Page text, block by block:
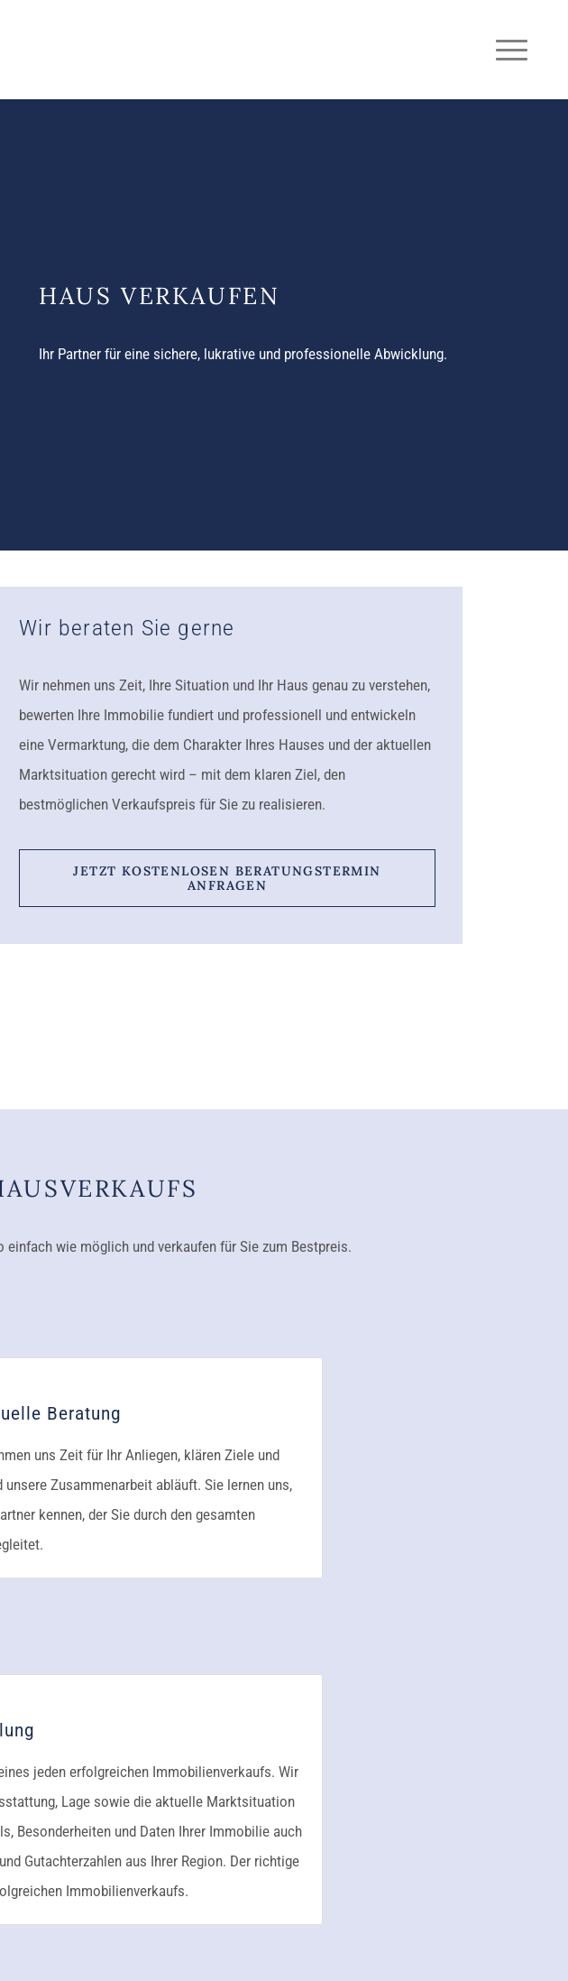
HAUS VERKAUFEN
Ihr Partner für eine sichere, lukrative und professionelle Abwicklung.
Wir beraten Sie gerne
Wir nehmen uns Zeit, Ihre Situation und Ihr Haus genau zu verstehen,
bewerten Ihre Immobilie fundiert und professionell und entwickeln
eine Vermarktung, die dem Charakter Ihres Hauses und der aktuellen
Marktsituation gerecht wird – mit dem klaren Ziel, den
bestmöglichen Verkaufspreis für Sie zu realisieren.
JETZT KOSTENLOSEN BERATUNGSTERMIN
ANFRAGEN
wie möglich und verkaufen für Sie zum Bestpreis.
Beratung
uns Zeit für Ihr Anliegen, klären Ziele und
Zusammenarbeit abläuft. Sie lernen uns,
kennen, der Sie durch den gesamten
jeden erfolgreichen Immobilienverkaufs. Wir
Lage sowie die aktuelle Marktsituation
Besonderheiten und Daten Ihrer Immobilie auch
Gutachterzahlen aus Ihrer Region. Der richtige
Immobilienverkaufs.